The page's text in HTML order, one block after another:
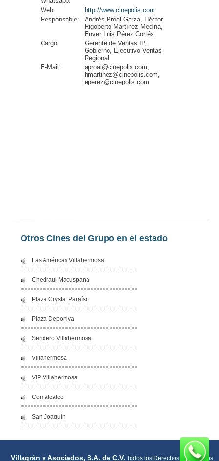
Web:
http://www.cinepolis.com
Responsable:
Andrés Proal Garza, Héctor
Rigoberto Martínez Medina,
Enver Luis Pérez Cortés
Cargo:
Gerente de Ventas IP,
Gobierno, Ejecutivo Ventas
Regional
E-Mail:
aproal@cinepolis.com,
hmartinez@cinepolis.com,
eperez@cinepolis.com
Otros Cines del Grupo en el estado
Las Américas Villahermosa
Chedraui Macuspana
Plaza Crystal Paraíso
Plaza Deportiva
Sendero Villahermosa
Villahermosa
VIP Villahermosa
Comalcalco
San Joaquín
Villagrán y Asociados, S.A. de C.V. Todos los Derechos Reservados